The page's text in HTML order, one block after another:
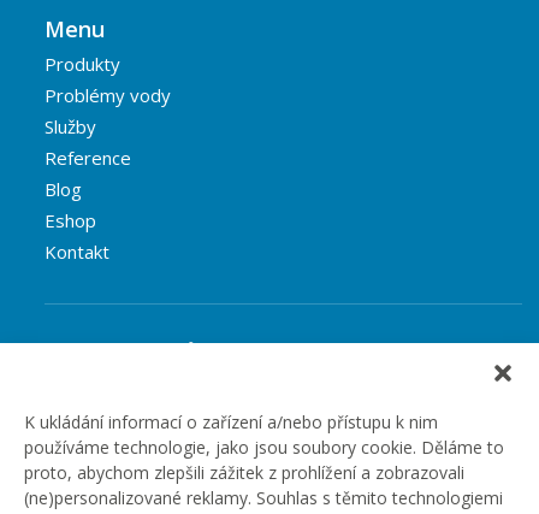
K ukládání informací o zařízení a/nebo přístupu k nim
používáme technologie, jako jsou soubory cookie. Děláme to
proto, abychom zlepšili zážitek z prohlížení a zobrazovali
(ne)personalizované reklamy. Souhlas s těmito technologiemi
Menu
Produkty
Problémy vody
Služby
Reference
Blog
Eshop
Kontakt
Rubriky článků
Podcast
Případové studie
Realizované zakázky